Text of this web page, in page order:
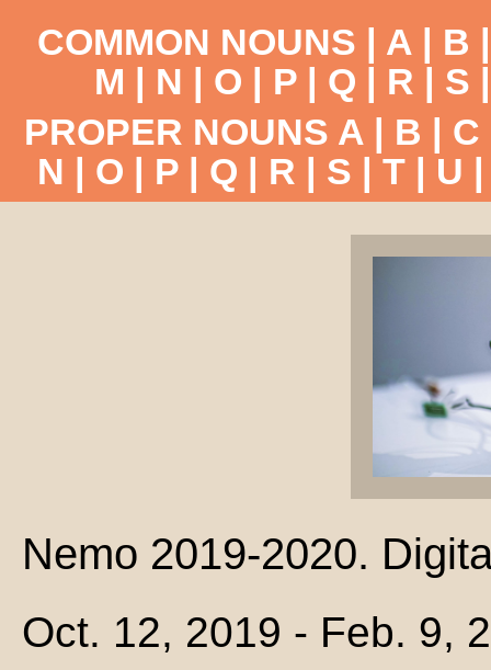
COMMON NOUNS | A | B
M | N | O | P | Q | R | S
PROPER NOUNS A | B | C
N | O | P| Q | R | S | T| U
Nemo 2019-2020.
Oct. 12, 2019 - Feb. 9,